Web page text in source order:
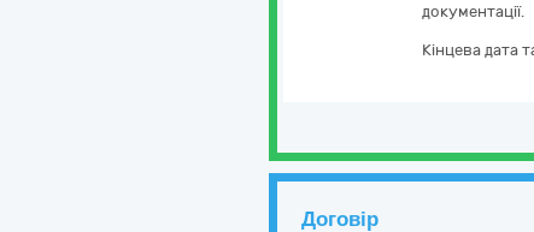
документації.
Кінцева дата
Договір